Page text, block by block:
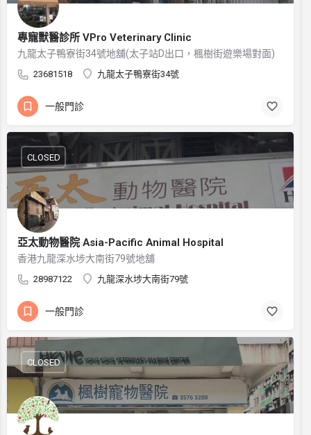
專寵獸醫診所 VPro Veterinary Clinic
九龍太子鴨寮街34號地舖(太子站D出口，楓樹街遊樂場對面)
23681518 九龍太子鴨寮街34號
一般門診
亞太動物醫院 Asia-Pacific Animal Hospital
香港九龍深水埗大南街79號地舖
28987122 九龍深水埗大南街79號
CLOSED
一般門診
CLOSED